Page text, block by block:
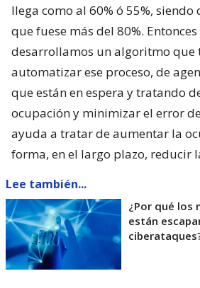
llega como al 60% ó 55%,
que fuese más del 80%.
desarrollamos un algoritmo que
automatizar ese proceso, de
que están en espera y tratando
ocupación y minimizar el error
ayuda a tratar de aumentar la
forma, en el largo plazo, reducir
Lee también...
¿Por qué los
están